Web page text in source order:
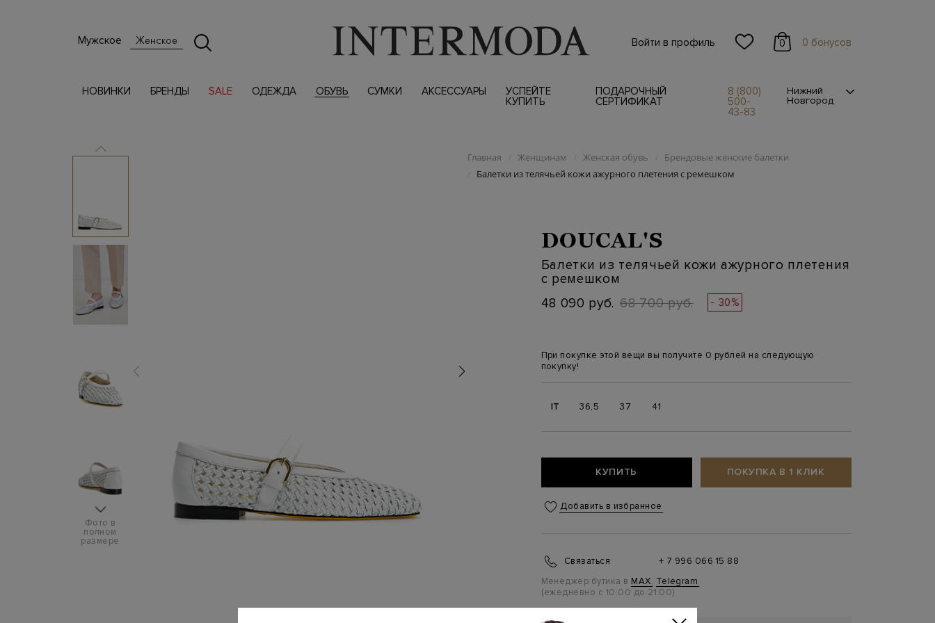
Мужское Женское Войти в профиль 0 0 бонусов
НОВИНКИ БРЕНДЫ SALE ОДЕЖДА ОБУВЬ СУМКИ АКСЕССУАРЫ
УСПЕЙТЕ
КУПИТЬ
ПОДАРОЧНЫЙ
СЕРТИФИКАТ
8 (800)
500-
43-83
Нижний
Новгород
Фото в
полном
размере
Главная / Женщинам / Женская обувь / Брендовые женские балетки
/ Балетки из телячьей кожи ажурного плетения с ремешком
DOUCAL'S
Балетки из телячьей кожи ажурного плетения
с ремешком
48 090 руб. 68 700 руб. - 30%
При покупке этой вещи вы получите 0 рублей на следующую
покупку!
IT 36,5 37 41
КУПИТЬ ПОКУПКА В 1 КЛИК
Добавить в избранное
Связаться
+ 7 996 066 15 88
Менеджер бутика в MAX, Telegram
(ежедневно с 10:00 до 21:00)